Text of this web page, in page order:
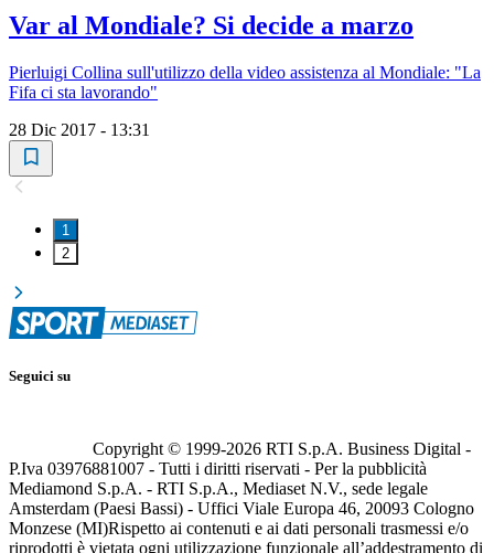
Var al Mondiale? Si decide a marzo
Pierluigi Collina sull'utilizzo della video assistenza al Mondiale: "La
Fifa ci sta lavorando"
28 Dic 2017 - 13:31
1
2
Seguici su
Copyright © 1999-2026 RTI S.p.A. Business Digital -
P.Iva 03976881007 - Tutti i diritti riservati - Per la pubblicità
Mediamond S.p.A. - RTI S.p.A., Mediaset N.V., sede legale
Amsterdam (Paesi Bassi) - Uffici Viale Europa 46, 20093 Cologno
Monzese (MI)Rispetto ai contenuti e ai dati personali trasmessi e/o
riprodotti è vietata ogni utilizzazione funzionale all’addestramento di